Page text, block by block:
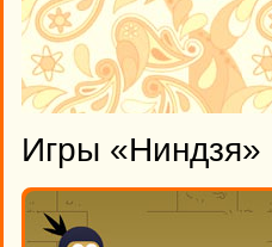
Игры «Ниндзя»